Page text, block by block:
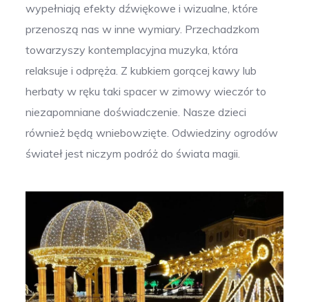
wypełniają efekty dźwiękowe i wizualne, które
przenoszą nas w inne wymiary. Przechadzkom
towarzyszy kontemplacyjna muzyka, która
relaksuje i odpręża. Z kubkiem gorącej kawy lub
herbaty w ręku taki spacer w zimowy wieczór to
niezapomniane doświadczenie. Nasze dzieci
również będą wniebowzięte. Odwiedziny ogrodów
świateł jest niczym podróż do świata magii.